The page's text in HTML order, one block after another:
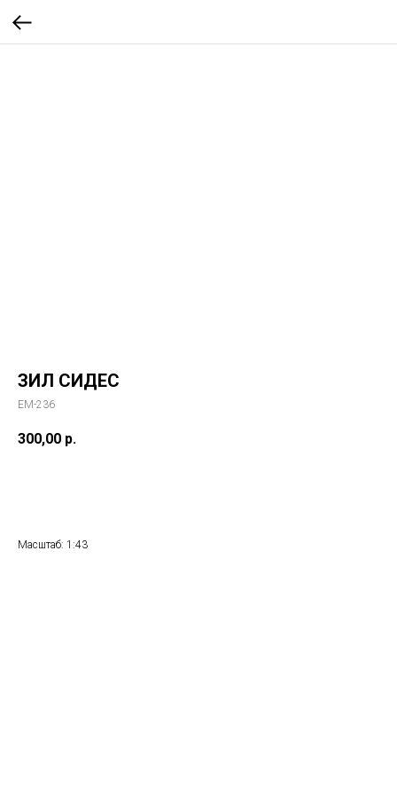
ЗИЛ СИДЕС
ЕМ-236
300,00 р.
Масштаб: 1:43